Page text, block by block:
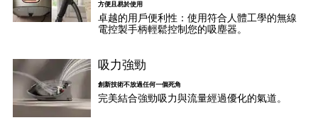
方便且易於使用
卓越的用戶便利性：使用符合人體工學的無線
電控製手柄輕鬆控制您的吸塵器。
吸力強勁
創新技術不放過任何一個死角
完美結合強勁吸力與流量經過優化的氣道。